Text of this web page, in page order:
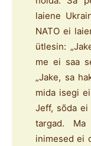
laiene
NATO ei
ütlesin:
me ei saa
„Jake, sa
mida isegi
Jeff, sõda
targad.
inimesed ei